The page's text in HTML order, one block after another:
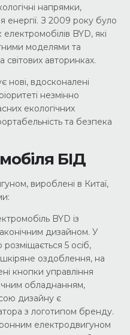
напрямки,
З 2009 року було
BYD, які
моделями та
авторинках.
нові, вдосконалені
незмінно
екологічних
та безпека
БІД
вироблені в Китаї,
BYD із
дизайном. У
5 осіб,
оздоблення, на
кнопки управління
обладнанням,
дизайну є
з логотипом бренду.
електродвигуном